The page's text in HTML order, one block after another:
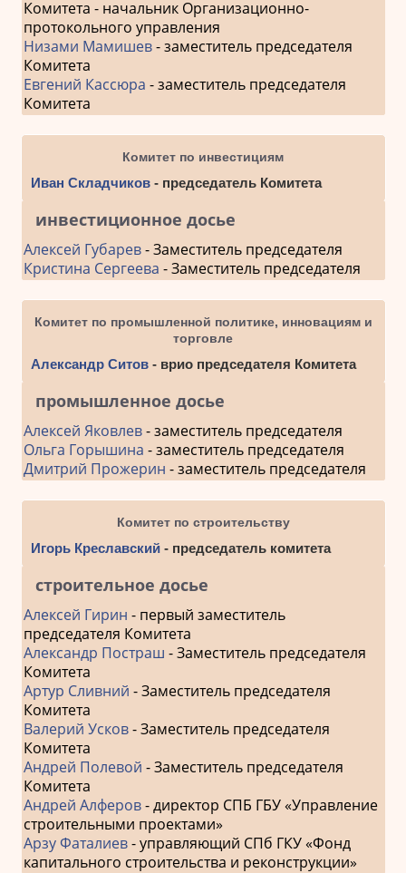
Комитета - начальник Организационно-
протокольного управления
Низами Мамишев- заместитель председателя
Комитета
Евгений Кассюра - заместитель председателя
Комитета
Комитет по инвестициям
Иван Складчиков- председатель Комитета
инвестиционное досье
Алексей Губарев- Заместитель председателя
Кристина Сергеева - Заместитель председателя
Комитет по промышленной политике, инновациям и
торговле
Александр Ситов- врио председателя Комитета
промышленное досье
Алексей Яковлев- заместитель председателя
Ольга Горышина - заместитель председателя
Дмитрий Прожерин - заместитель председателя
Комитет по строительству
Игорь Креславский - председатель комитета
строительное досье
Алексей Гирин - первый заместитель
председателя Комитета
Александр Постраш - Заместитель председателя
Комитета
Артур Сливний - Заместитель председателя
Комитета
Валерий Усков- Заместитель председателя
Комитета
Андрей Полевой - Заместитель председателя
Комитета
Андрей Алферов- директор СПБ ГБУ «Управление
строительными проектами»
Арзу Фаталиев- управляющий СПб ГКУ «Фонд
капитального строительства и реконструкции»